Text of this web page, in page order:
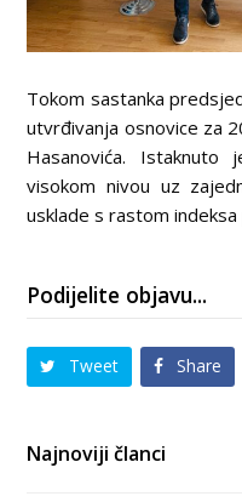
Tokom sastanka
utvrđivanja osnovice za
Hasanovića.
visokom nivou uz
usklade s rastom
Podijelite objavu...
Tweet Share
Najnoviji članci